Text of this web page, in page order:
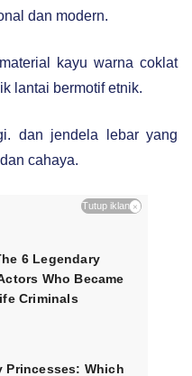
dan modern.
kayu warna coklat
lantai bermotif etnik.
dan jendela lebar yang
cahaya.
Tutup iklan ×